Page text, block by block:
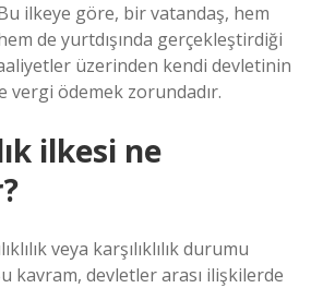
ilkeye göre, bir vatandaş, hem
de yurtdışında gerçekleştirdiği
üzerinden kendi devletinin
vergi ödemek zorundadır.
ilkesi ne
veya karşılıklılık durumu
kavram, devletler arası ilişkilerde